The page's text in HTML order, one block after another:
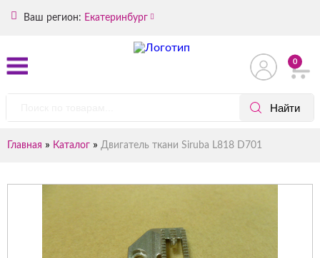
Ваш регион: Екатеринбург
0
Главная » Каталог » Двигатель ткани Siruba L818 D701